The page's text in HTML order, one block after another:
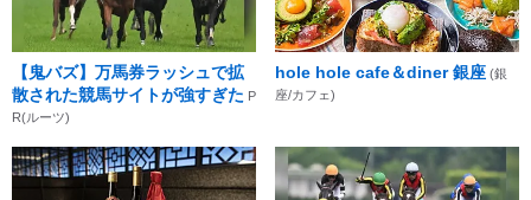
【鬼バズ】万馬券ラッシュで拡
散された競馬サイトが強すぎた P
R(ルーツ)
hole hole cafe＆diner 銀座 (銀
座/カフェ)